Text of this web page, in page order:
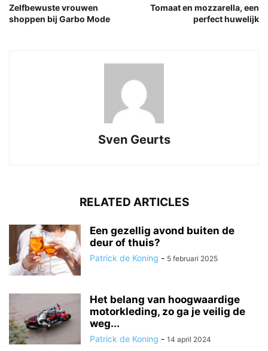
Zelfbewuste vrouwen
shoppen bij Garbo Mode
Tomaat en mozzarella, een
perfect huwelijk
Sven Geurts
RELATED ARTICLES
Een gezellig avond buiten de
deur of thuis?
Patrick de Koning - 5 februari 2025
Het belang van hoogwaardige
motorkleding, zo ga je veilig de
weg...
Patrick de Koning - 14 april 2024